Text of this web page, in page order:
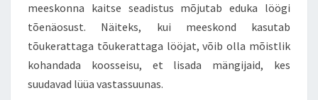
meeskonna kaitse seadistus mõjutab eduka löögi
tõenäosust. Näiteks, kui meeskond kasutab
tõukerattaga tõukerattaga lööjat, võib olla mõistlik
kohandada koosseisu, et lisada mängijaid, kes
suudavad lüüa vastassuunas.